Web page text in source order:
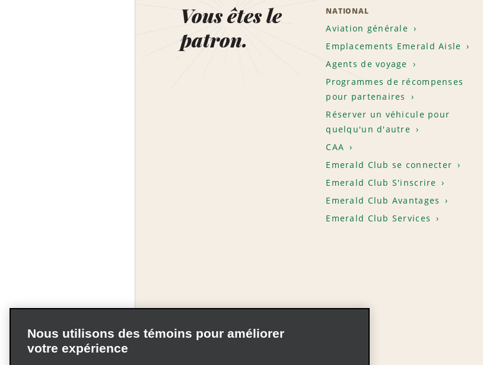
Vous êtes le
patron.
NATIONAL
Aviation générale
Emplacements Emerald Aisle
Agents de voyage
Programmes de récompenses
pour partenaires
Réserver un véhicule pour
quelqu'un d'autre
CAA
Emerald Club se connecter
Emerald Club S'inscrire
Emerald Club Avantages
Emerald Club Services
Nous utilisons des témoins pour améliorer
votre expérience